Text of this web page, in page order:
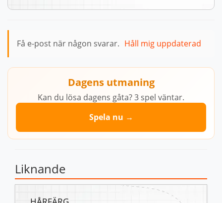
Få e-post när någon svarar. Håll mig uppdaterad
Dagens utmaning
Kan du lösa dagens gåta? 3 spel väntar.
Spela nu →
Liknande